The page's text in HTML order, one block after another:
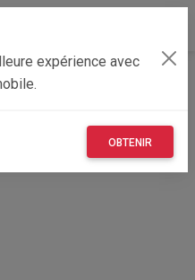
expérience avec
OBTENIR
Rhône-Alpes
grande rue de la Croix